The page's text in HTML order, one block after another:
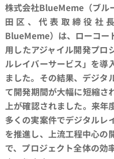
株式会社BlueMeme （ブ
田区、代表取締役社
BlueMeme） は、ローコ
用したアジャイル開発プロ
ルレイバーサービス」を導
ました。その結果、デジタ
て開発期間が大幅に短縮さ
上が確認されました。来年
多くの実案件でデジタルレ
を推進し、上流工程中心の
で、プロジェクト全体の効